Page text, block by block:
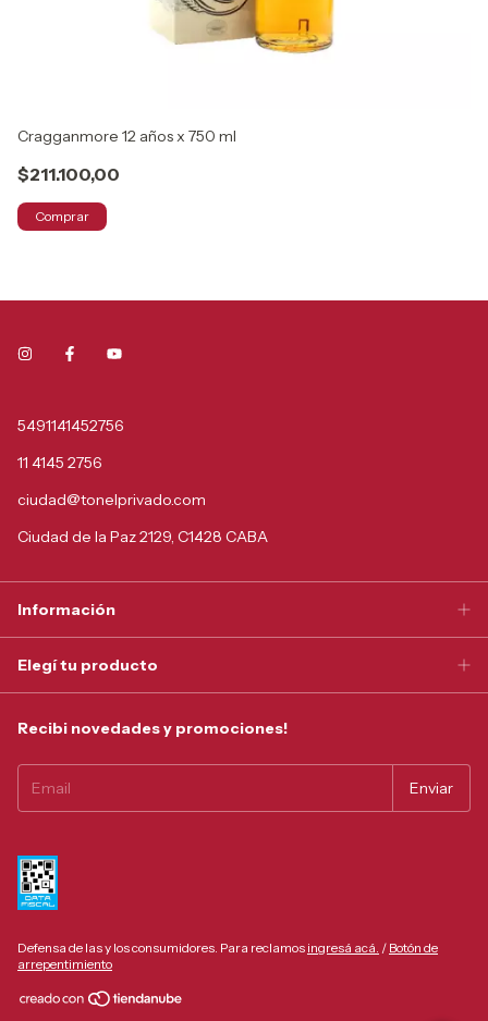
Cragganmore 12 años x 750 ml
$211.100,00
Comprar
5491141452756
11 4145 2756
ciudad@tonelprivado.com
Ciudad de la Paz 2129, C1428 CABA
Información
Elegí tu producto
Recibi novedades y promociones!
Defensa de las y los consumidores. Para reclamos ingresá acá. / Botón de
arrepentimiento